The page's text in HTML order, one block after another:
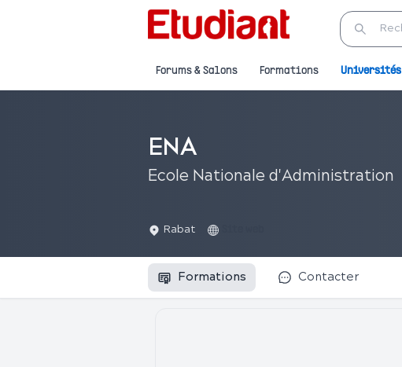
Forums & Salons Formations Universités
ENA
Ecole Nationale d'Administration
Rabat
Formations Contacter